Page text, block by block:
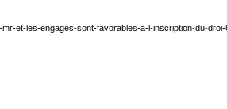
et-les-engages-sont-favorables-a-l-inscription-du-droi-